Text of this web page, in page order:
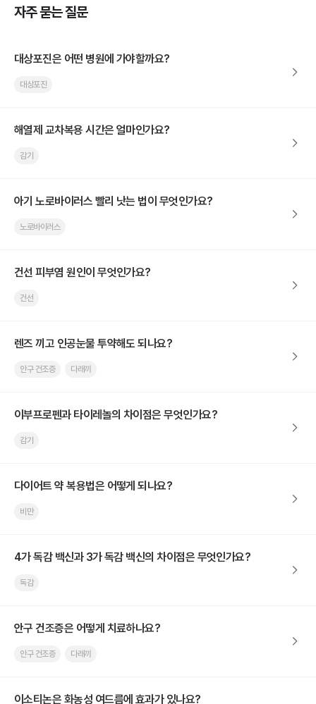
자주 묻는 질문
대상포진은 어떤 병원에 가야할까요?
대상포진
해열제 교차복용 시간은 얼마인가요?
감기
아기 노로바이러스 빨리 낫는 법이 무엇인가요?
노로바이러스
건선 피부염 원인이 무엇인가요?
건선
렌즈 끼고 인공눈물 투약해도 되나요?
안구 건조증 다래끼
이부프로펜과 타이레놀의 차이점은 무엇인가요?
감기
다이어트 약 복용법은 어떻게 되나요?
비만
4가 독감 백신과 3가 독감 백신의 차이점은 무엇인가요?
독감
안구 건조증은 어떻게 치료하나요?
안구 건조증 다래끼
이소티논은 화농성 여드름에 효과가 있나요?